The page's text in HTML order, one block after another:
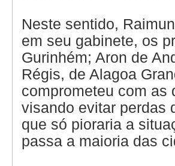
Neste sentido,
em seu gabinete, os
Gurinhém; Aron de
Régis, de Alagoa
comprometeu com as
visando evitar perdas
que só pioraria a
passa a maioria das